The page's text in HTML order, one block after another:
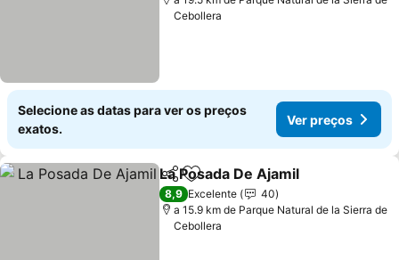
Cebollera
Selecione as datas para ver os preços
exatos.
Ver preços
PartilharAdicionar aos favoritos
La Posada De Ajamil
8,9 Excelente
40
a 15.9 km de Parque Natural de la Sierra de
Cebollera